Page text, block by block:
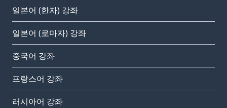
일본어 (한자) 강좌
일본어 (로마자) 강좌
중국어 강좌
프랑스어 강좌
러시아어 강좌